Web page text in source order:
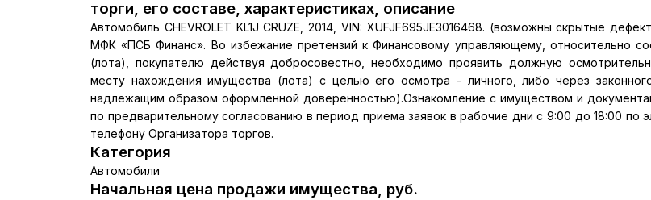
торги, его составе, характеристиках, описание
Автомобиль CHEVROLET KL1J CRUZE, 2014, VIN: XUFJF695JE3016468. (возможны скрытые
МФК «ПСБ Финанс». Во избежание претензий к Финансовому управляющему, относительно
(лота), покупателю действуя добросовестно, необходимо проявить должную
месту нахождения имущества (лота) с целью его осмотра - личного, либо через
надлежащим образом оформленной доверенностью).Ознакомление с имуществом и
по предварительному согласованию в период приема заявок в рабочие дни с 9:00 до 18:00 по
телефону Организатора торгов.
Категория
Автомобили
Начальная цена продажи имущества, руб.